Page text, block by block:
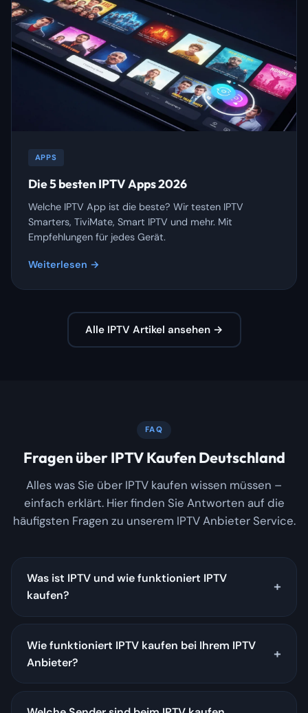
APPS
Die 5 besten IPTV Apps 2026
Welche IPTV App ist die beste? Wir testen IPTV
Smarters, TiviMate, Smart IPTV und mehr. Mit
Empfehlungen für jedes Gerät.
Weiterlesen →
Alle IPTV Artikel ansehen →
FAQ
Fragen über IPTV Kaufen Deutschland
Alles was Sie über IPTV kaufen wissen müssen –
einfach erklärt. Hier finden Sie Antworten auf die
häufigsten Fragen zu unserem IPTV Anbieter Service.
Was ist IPTV und wie funktioniert IPTV
kaufen?
Wie funktioniert IPTV kaufen bei Ihrem IPTV
Anbieter?